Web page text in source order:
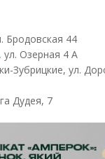
Бродовская 44
, ул. Озерная 4 А
Зубрицкие, ул.
Дудея, 7